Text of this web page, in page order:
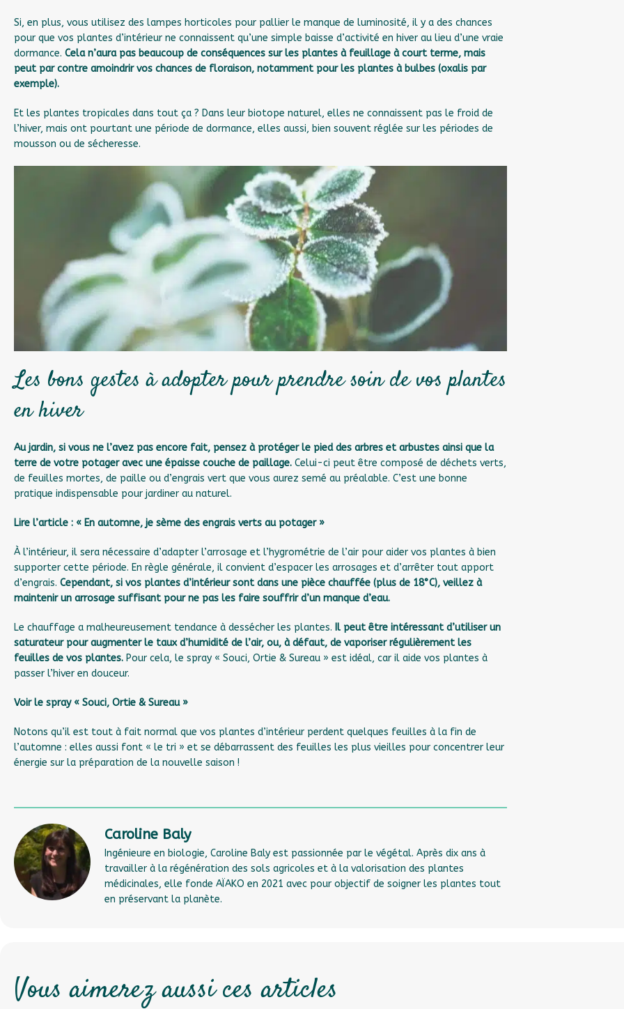
Si, en plus, vous utilisez des lampes horticoles pour pallier le manque de luminosité, il y a des chances
pour que vos plantes d’intérieur ne connaissent qu’une simple baisse d’activité en hiver au lieu d’une vraie
dormance. Cela n’aura pas beaucoup de conséquences sur les plantes à feuillage à court terme, mais
peut par contre amoindrir vos chances de floraison, notamment pour les plantes à bulbes (oxalis par
exemple).
Et les plantes tropicales dans tout ça ? Dans leur biotope naturel, elles ne connaissent pas le froid de
l’hiver, mais ont pourtant une période de dormance, elles aussi, bien souvent réglée sur les périodes de
mousson ou de sécheresse.
Les bons gestes à adopter pour prendre soin de vos plantes
en hiver
Au jardin, si vous ne l’avez pas encore fait, pensez à protéger le pied des arbres et arbustes ainsi que la
terre de votre potager avec une épaisse couche de paillage. Celui-ci peut être composé de déchets verts,
de feuilles mortes, de paille ou d’engrais vert que vous aurez semé au préalable. C’est une bonne
pratique indispensable pour jardiner au naturel.
Lire l’article : « En automne, je sème des engrais verts au potager »
À l’intérieur, il sera nécessaire d’adapter l’arrosage et l’hygrométrie de l’air pour aider vos plantes à bien
supporter cette période. En règle générale, il convient d’espacer les arrosages et d’arrêter tout apport
d’engrais. Cependant, si vos plantes d’intérieur sont dans une pièce chauffée (plus de 18°C), veillez à
maintenir un arrosage suffisant pour ne pas les faire souffrir d’un manque d’eau.
Le chauffage a malheureusement tendance à dessécher les plantes. Il peut être intéressant d’utiliser un
saturateur pour augmenter le taux d’humidité de l’air, ou, à défaut, de vaporiser régulièrement les
feuilles de vos plantes. Pour cela, le spray « Souci, Ortie & Sureau » est idéal, car il aide vos plantes à
passer l’hiver en douceur.
Voir le spray « Souci, Ortie & Sureau »
Notons qu’il est tout à fait normal que vos plantes d’intérieur perdent quelques feuilles à la fin de
l’automne : elles aussi font « le tri » et se débarrassent des feuilles les plus vieilles pour concentrer leur
énergie sur la préparation de la nouvelle saison !
Caroline Baly
Ingénieure en biologie, Caroline Baly est passionnée par le végétal. Après dix ans à
travailler à la régénération des sols agricoles et à la valorisation des plantes
médicinales, elle fonde AÏAKO en 2021 avec pour objectif de soigner les plantes tout
en préservant la planète.
Vous aimerez aussi ces articles